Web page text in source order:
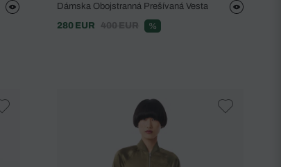
Dámska Obojstranná Prešívaná Vesta
280 EUR
400 EUR %